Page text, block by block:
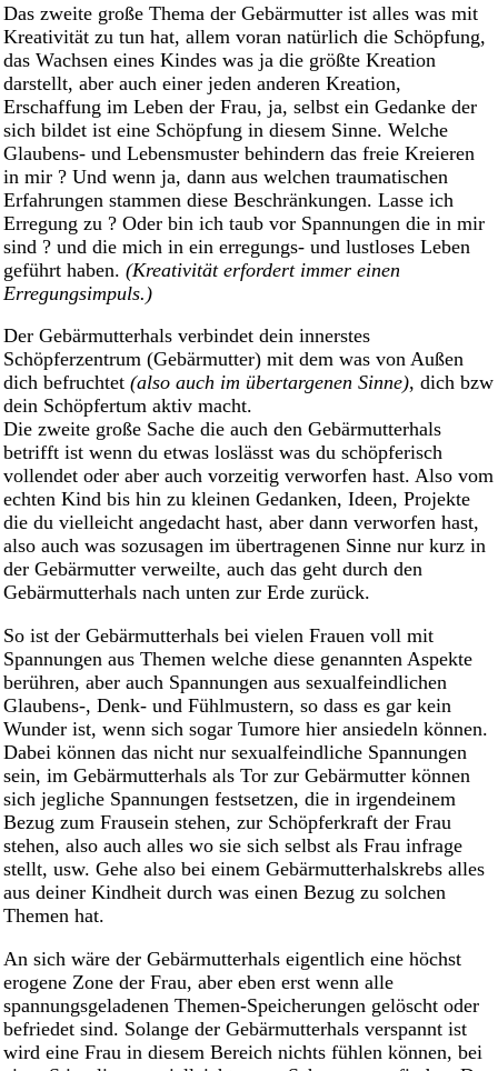
Das zweite große Thema der Gebärmutter ist alles was mit
Kreativität zu tun hat, allem voran natürlich die Schöpfung,
das Wachsen eines Kindes was ja die größte Kreation
darstellt, aber auch einer jeden anderen Kreation,
Erschaffung im Leben der Frau, ja, selbst ein Gedanke der
sich bildet ist eine Schöpfung in diesem Sinne. Welche
Glaubens- und Lebensmuster behindern das freie Kreieren
in mir ? Und wenn ja, dann aus welchen traumatischen
Erfahrungen stammen diese Beschränkungen. Lasse ich
Erregung zu ? Oder bin ich taub vor Spannungen die in mir
sind ? und die mich in ein erregungs- und lustloses Leben
geführt haben. (Kreativität erfordert immer einen
Erregungsimpuls.)
Der Gebärmutterhals verbindet dein innerstes
Schöpferzentrum (Gebärmutter) mit dem was von Außen
dich befruchtet (also auch im übertargenen Sinne), dich bzw
dein Schöpfertum aktiv macht.
Die zweite große Sache die auch den Gebärmutterhals
betrifft ist wenn du etwas loslässt was du schöpferisch
vollendet oder aber auch vorzeitig verworfen hast. Also vom
echten Kind bis hin zu kleinen Gedanken, Ideen, Projekte
die du vielleicht angedacht hast, aber dann verworfen hast,
also auch was sozusagen im übertragenen Sinne nur kurz in
der Gebärmutter verweilte, auch das geht durch den
Gebärmutterhals nach unten zur Erde zurück.
So ist der Gebärmutterhals bei vielen Frauen voll mit
Spannungen aus Themen welche diese genannten Aspekte
berühren, aber auch Spannungen aus sexualfeindlichen
Glaubens-, Denk- und Fühlmustern, so dass es gar kein
Wunder ist, wenn sich sogar Tumore hier ansiedeln können.
Dabei können das nicht nur sexualfeindliche Spannungen
sein, im Gebärmutterhals als Tor zur Gebärmutter können
sich jegliche Spannungen festsetzen, die in irgendeinem
Bezug zum Frausein stehen, zur Schöpferkraft der Frau
stehen, also auch alles wo sie sich selbst als Frau infrage
stellt, usw. Gehe also bei einem Gebärmutterhalskrebs alles
aus deiner Kindheit durch was einen Bezug zu solchen
Themen hat.
An sich wäre der Gebärmutterhals eigentlich eine höchst
erogene Zone der Frau, aber eben erst wenn alle
spannungsgeladenen Themen-Speicherungen gelöscht oder
befriedet sind. Solange der Gebärmutterhals verspannt ist
wird eine Frau in diesem Bereich nichts fühlen können, bei